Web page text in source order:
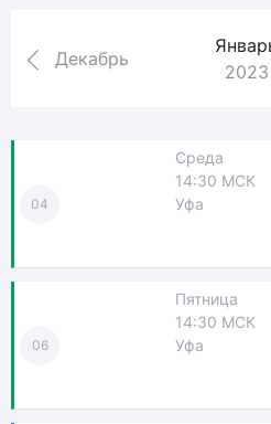
Декабрь
2023
04
Среда
14:30 МСК
Уфа
06
Пятница
14:30 МСК
Уфа